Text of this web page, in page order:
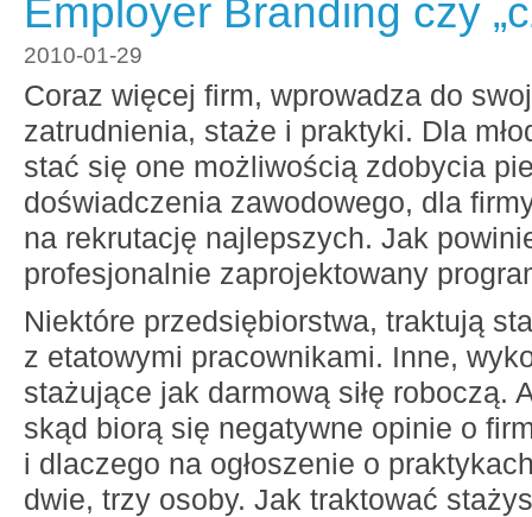
Employer Branding czy
2010-01-29
Coraz więcej firm, wprowadza do
zatrudnienia, staże i praktyki. Dla
stać się one możliwością zdobycia
doświadczenia zawodowego, dla
na rekrutację najlepszych. Jak
profesjonalnie zaprojektowany
Niektóre przedsiębiorstwa, traktują
z etatowymi pracownikami. Inne,
stażujące jak darmową siłę roboczą.
skąd biorą się negatywne opinie o
i dlaczego na ogłoszenie o
dwie, trzy osoby. Jak traktować